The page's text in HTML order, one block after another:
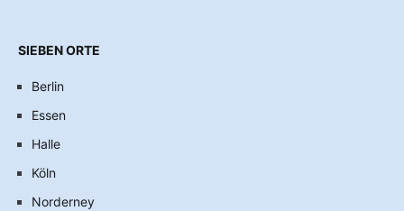
SIEBEN ORTE
Berlin
Essen
Halle
Köln
Norderney